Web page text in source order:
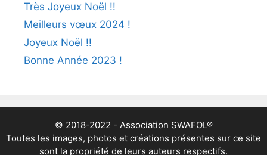
Très Joyeux Noël !!
Meilleurs vœux 2024 !
Joyeux Noël !!
Bonne Année 2023 !
© 2018-2022 - Association SWAFOL®
Toutes les images, photos et créations présentes sur ce site
sont la propriété de leurs auteurs respectifs.